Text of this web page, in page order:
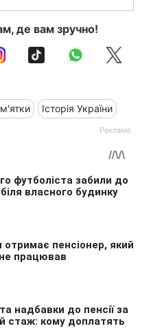
де вам зручно!
Історія України